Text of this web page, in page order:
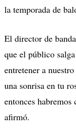
la temporada de
El director de
que el público
entretener a
una sonrisa en tu
entonces
afirmó.